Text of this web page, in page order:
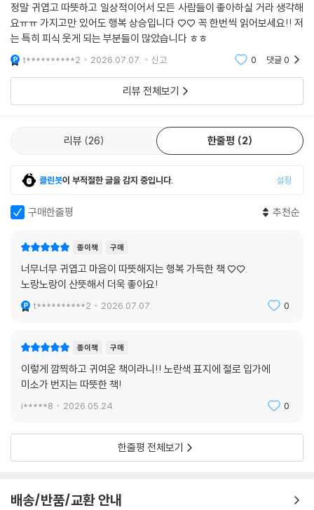
정말 귀엽고 따뜻하고 일상적이어서 모든 사람들이 좋아하실 거라 생각해
요ㅠㅠ 가지고만 있어도 행복 상승입니다 ♡♡ 꼭 한번씩 읽어보세요!! 저
는 특히 피식 웃게 되는 부분들이 많았습니다 ㅎㅎ
t**********2 2026.07.07. 신고 0 댓글0
리뷰 전체보기
리뷰 26 한줄평 2
클린봇이 부적절한 글을 감지 중입니다. 설정
구매한줄평 추천순
종이책 구매
너무너무 귀엽고 마음이 따뜻해지는 행복 가득한 책 ♡♡.
노랑노랑이 산뜻해서 더욱 좋아요!
t**********2 2026.07.07. 0
종이책 구매
이렇게 깜찍하고 귀여운 책이라니!! 노란색 표지에 절로 입가에
미소가 번지는 따뜻한 책!
i*****8 2026.05.24. 0
한줄평 전체보기
배송/반품/교환 안내